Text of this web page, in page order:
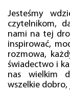
Jesteśmy
czytelnikom,
nami na tej
inspirować,
rozmowa,
świadectwo i
nas wielkim
wszelkie dobro,